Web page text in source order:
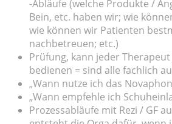
-Abläufe (welche Produkte /
Bein, etc. haben wir; wie
wie können wir Patienten
nachbetreuen; etc.)
Prüfung, kann jeder
bedienen = sind alle fachlich
„Wann nutze ich das
„Wann empfehle ich
Prozessabläufe mit Rezi / GF